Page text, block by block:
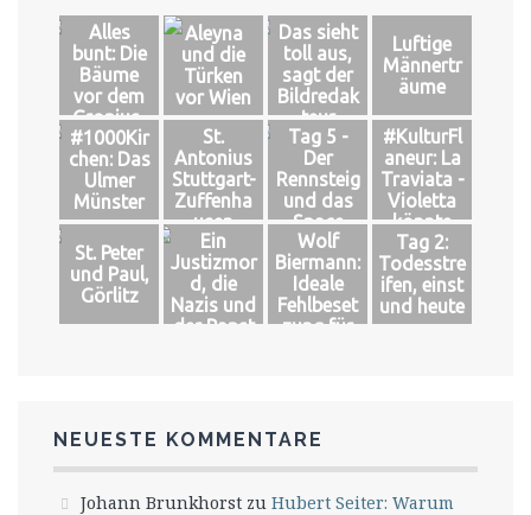
Alles
bunt: Die
Bäume
vor dem
Gropius-
Bau
Aleyna
und die
Türken
vor Wien
Das sieht
toll aus,
sagt der
Bildredak
teur
Luftige
Männertr
äume
#1000Kir
chen: Das
Ulmer
Münster
St.
Antonius
Stuttgart-
Zuffenha
usen
Tag 5 -
Der
Rennsteig
und das
Space
#KulturFl
aneur: La
Traviata -
Violetta
könnte
leben
St. Peter
und Paul,
Görlitz
Ein
Justizmor
d, die
Nazis und
der Papst
Wolf
Biermann:
Ideale
Fehlbeset
zung für
Tag 2:
Todesstre
ifen, einst
und heute
NEUESTE KOMMENTARE
Johann Brunkhorst zu Hubert Seiter: Warum